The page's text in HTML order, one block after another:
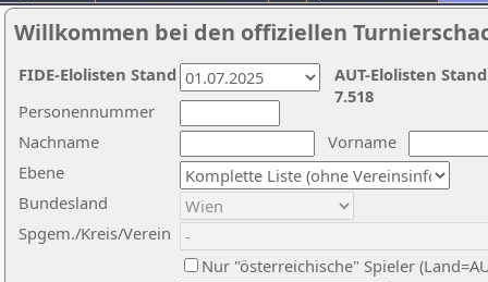
Willkommen bei den offiziellen
Nachname
Vorname
Ebene
Personennummer
Bundesland
Spgem./Kreis/Verein
Nur "österreichische" Spieler
AUT-Elolisten
7.518
FIDE-Elolisten Stand